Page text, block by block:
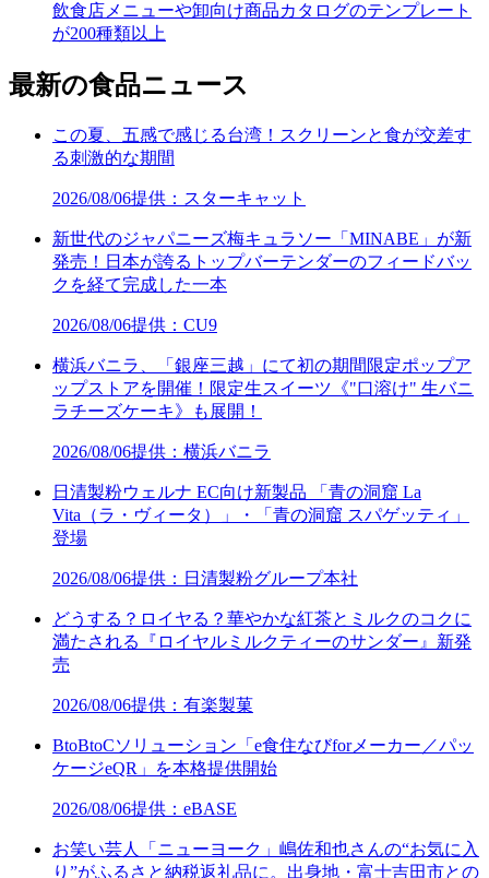
飲食店メニューや卸向け商品カタログのテンプレート
が200種類以上
最新の食品ニュース
この夏、五感で感じる台湾！スクリーンと食が交差す
る刺激的な期間
2026/08/06提供：スターキャット
新世代のジャパニーズ梅キュラソー「MINABE」が新
発売！日本が誇るトップバーテンダーのフィードバッ
クを経て完成した一本
2026/08/06提供：CU9
横浜バニラ、「銀座三越」にて初の期間限定ポップア
ップストアを開催！限定生スイーツ《"口溶け" 生バニ
ラチーズケーキ》も展開！
2026/08/06提供：横浜バニラ
日清製粉ウェルナ EC向け新製品 「青の洞窟 La
Vita（ラ・ヴィータ）」・「青の洞窟 スパゲッティ」
登場
2026/08/06提供：日清製粉グループ本社
どうする？ロイヤる？華やかな紅茶とミルクのコクに
満たされる『ロイヤルミルクティーのサンダー』新発
売
2026/08/06提供：有楽製菓
BtoBtoCソリューション「e食住なびforメーカー／パッ
ケージeQR」を本格提供開始
2026/08/06提供：eBASE
お笑い芸人「ニューヨーク」嶋佐和也さんの“お気に入
り”がふるさと納税返礼品に。出身地・富士吉田市との